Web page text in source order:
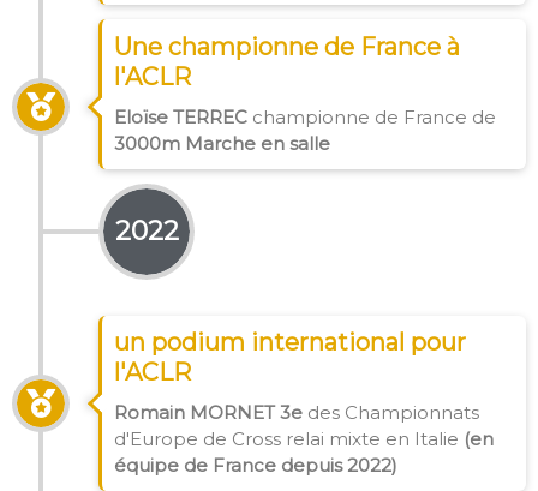
Une championne de France à
l'ACLR
Eloïse TERREC championne de France de
3000m Marche en salle
2022
un podium international pour
l'ACLR
Romain MORNET 3e des Championnats
d'Europe de Cross relai mixte en Italie (en
équipe de France depuis 2022)